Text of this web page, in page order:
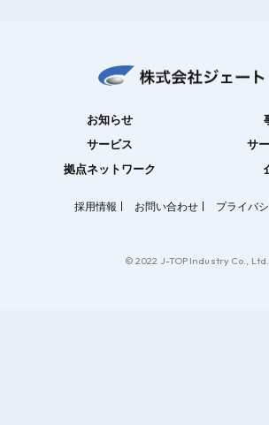
お知らせ
サービス
サ
拠点ネットワーク
採用情報 お問い合わせ プライバ
© 2022 J-TOP Industry Co.,